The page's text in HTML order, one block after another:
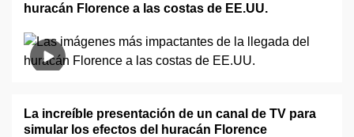
huracán Florence a las costas de EE.UU.
La increíble presentación de un canal de TV para
simular los efectos del huracán Florence